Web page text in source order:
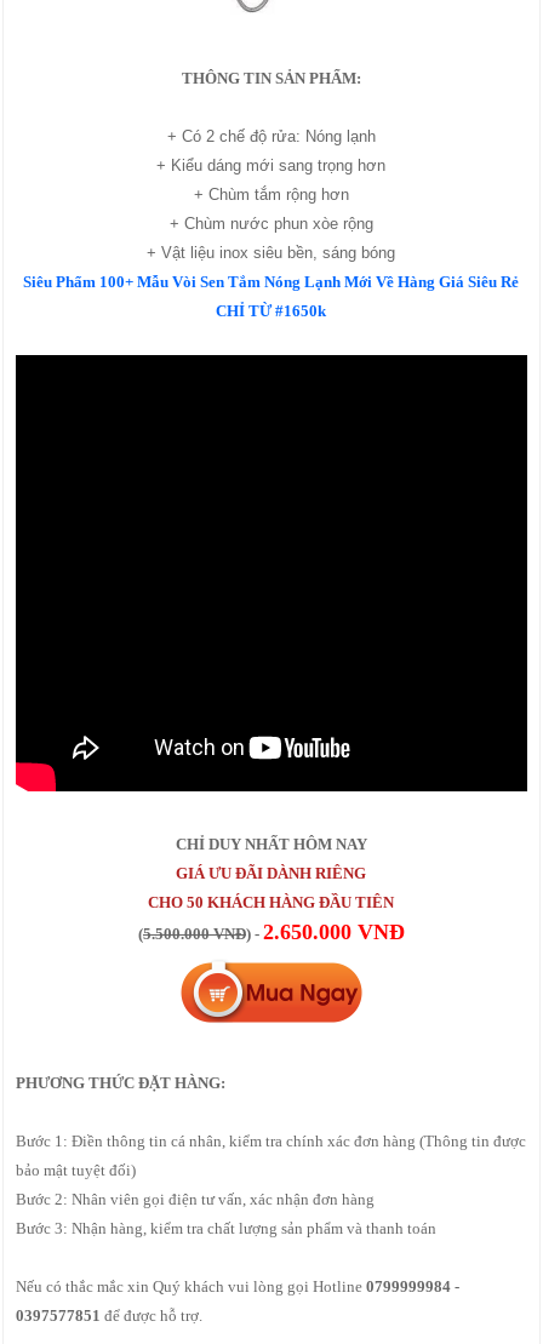
THÔNG TIN SẢN PHẨM:
+ Có 2 chế độ rửa: Nóng lạnh
+ Kiểu dáng mới sang trọng hơn
+ Chùm tắm rộng hơn
+ Chùm nước phun xòe rộng
+ Vật liệu inox siêu bền, sáng bóng
Siêu Phẩm 100+ Mẫu Vòi Sen Tắm Nóng Lạnh Mới Về Hàng Giá Siêu Rẻ
CHỈ TỪ #1650k
CHỈ DUY NHẤT HÔM NAY
GIÁ ƯU ĐÃI DÀNH RIÊNG
CHO 50 KHÁCH HÀNG ĐẦU TIÊN
(5.500.000 VNĐ) - 2.650.000 VNĐ
PHƯƠNG THỨC ĐẶT HÀNG:
Bước 1: Điền thông tin cá nhân, kiểm tra chính xác đơn hàng (Thông tin được
bảo mật tuyệt đối)
Bước 2: Nhân viên gọi điện tư vấn, xác nhận đơn hàng
Bước 3: Nhận hàng, kiểm tra chất lượng sản phẩm và thanh toán
Nếu có thắc mắc xin Quý khách vui lòng gọi Hotline0799999984 -
0397577851 để được hỗ trợ.